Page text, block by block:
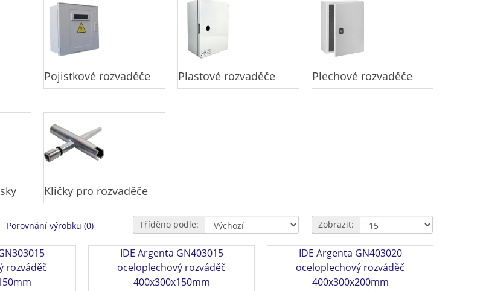
Pojistkové rozvaděče Plastové rozvaděče Plechové rozvaděče
Kličky pro rozvaděče
Porovnání výrobku (0) Tříděno podle: Zobrazit:
rozváděč
IDE Argenta GN403015
oceloplechový rozváděč
400x300x150mm
IDE Argenta GN403020
oceloplechový rozváděč
400x300x200mm